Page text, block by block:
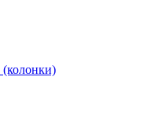
(колонки)